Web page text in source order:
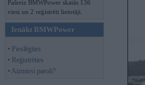
Pašreiz BMWPower skatās 136
viesi un 2 reģistrēti lietotāji.
Ienākt BMWPower
• Pieslēgties
• Reģistrēties
• Aizmirsi paroli?